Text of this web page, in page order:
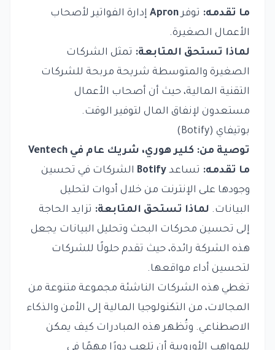
ما تقدمه: توفرApron إدارة الفواتير لأصحاب
الأعمال الصغيرة.
لماذا تستحق المتابعة: تمثل الشركات
الصغيرة والمتوسطة شريحة مربحة للشركات
التقنية المالية، حيث أن أصحاب الأعمال
مستعدون لإنفاق المال لتوفير الوقت.
بوتيفاي (Botify)
توصية من: كلير هوري، شريك عام في Ventech
ما تقدمه: تساعد Botify الشركات في تحسين
وجودها على الإنترنت من خلال أدوات لتحليل
البيانات. لماذا تستحق المتابعة: تزايد الحاجة
إلى تحسين محركات البحث وتحليل البيانات يجعل
هذه الشركة رائدة، حيث تقدم حلولًا للشركات
لتحسين أداء مواقعها.
تغطي هذه الشركات الناشئة مجموعة متنوعة من
المجالات، من التكنولوجيا المالية إلى الأمن والذكاء
الاصطناعي. وتُظهر هذه المبادرات كيف يمكن
للمواهب الأوروبية أن تلعب دورًا مهمًا في